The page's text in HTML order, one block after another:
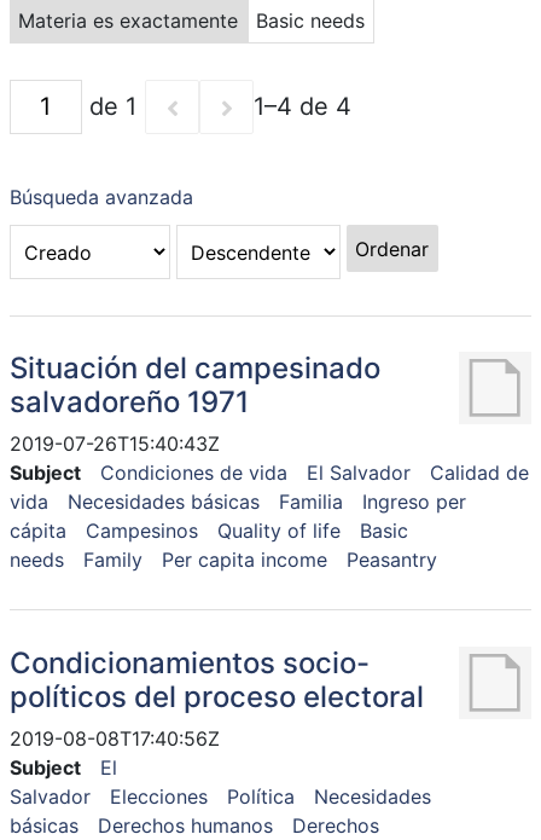
GALERÍA
Materia es exactamente
Basic needs
de 1 1–4 de 4
Búsqueda avanzada
Ordenar
Situación del campesinado
salvadoreño 1971
2019-07-26T15:40:43Z
Subject
Condiciones de vida El Salvador
Calidad de
vida
Necesidades básicas Familia
Ingreso per
cápita
Campesinos Quality of life
Basic
needs
Family Per capita income Peasantry
Condicionamientos socio-
políticos del proceso electoral
2019-08-08T17:40:56Z
Subject
El
Salvador
Elecciones Política
Necesidades
básicas
Derechos humanos
Derechos